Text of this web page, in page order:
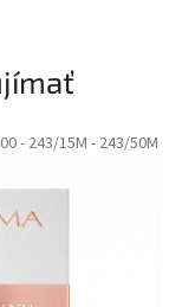
- 243/15M - 243/50M